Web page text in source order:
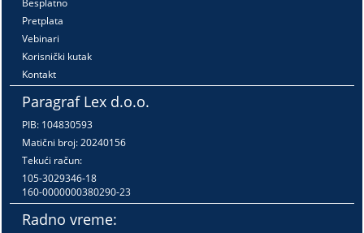
Besplatno
Pretplata
Vebinari
Korisnički kutak
Kontakt
Paragraf Lex d.o.o.
PIB: 104830593
Matični broj: 20240156
Tekući račun:
105-3029346-18
160-0000000380290-23
Radno vreme: